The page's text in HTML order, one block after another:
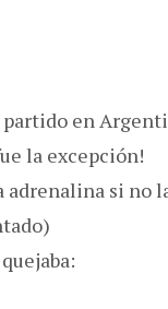
en
la excepción!
adrenalina si no